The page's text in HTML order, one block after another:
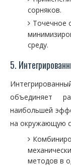
сорняков.
Точечное
среду.
5.
объединяет
наибольшей
на окружающую
методов в